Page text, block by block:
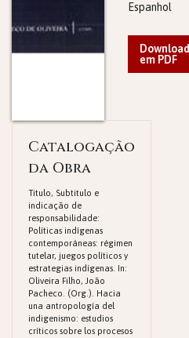
Espanhol
Download
em PDF
Catalogação
da Obra
Titulo, Subtitulo e
indicação de
responsabilidade:
Políticas indígenas
contemporáneas: régimen
tutelar, juegos políticos y
estrategias indígenas. In:
Oliveira Filho, João
Pacheco. (Org.). Hacia
una antropología del
indigenismo: estudios
críticos sobre los procesos